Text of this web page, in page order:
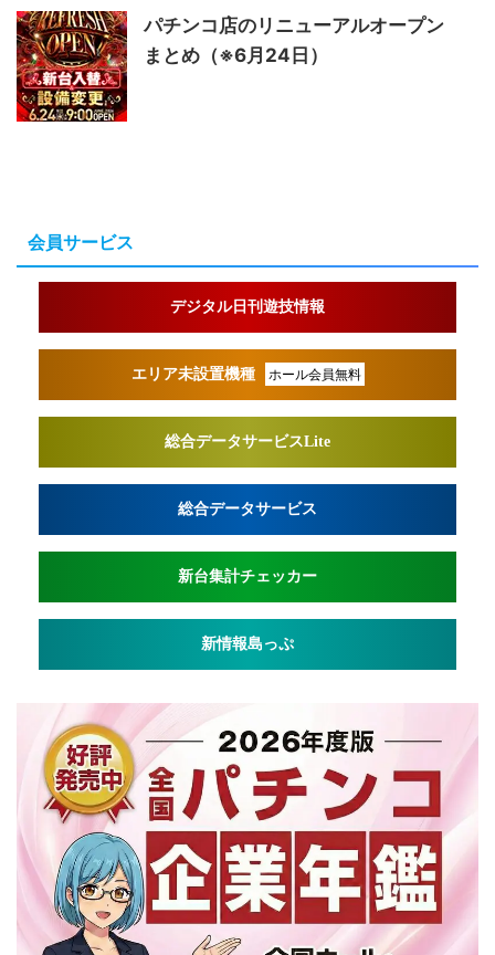
パチンコ店のリニューアルオープン
まとめ（※6月24日）
会員サービス
デジタル日刊遊技情報
エリア未設置機種 ホール会員無料
総合データサービスLite
総合データサービス
新台集計チェッカー
新情報島っぷ